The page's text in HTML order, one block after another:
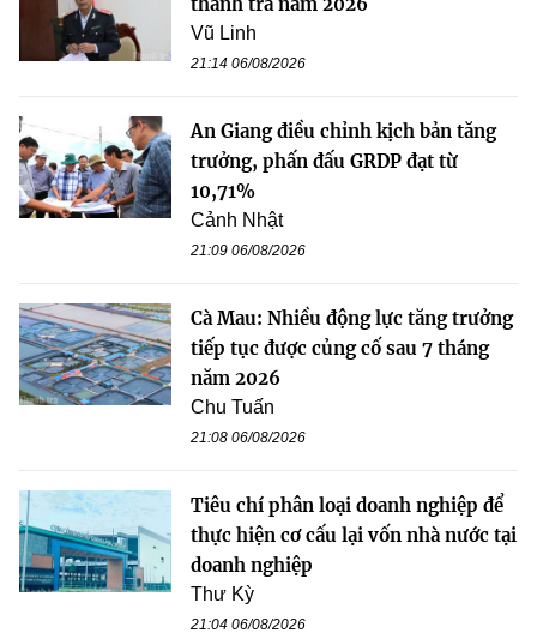
Vũ Linh
21:14 06/08/2026
An Giang điều chỉnh kịch bản tăng
trưởng, phấn đấu GRDP đạt từ
10,71%
Cảnh Nhật
21:09 06/08/2026
Cà Mau: Nhiều động lực tăng trưởng
tiếp tục được củng cố sau 7 tháng
năm 2026
Chu Tuấn
21:08 06/08/2026
Tiêu chí phân loại doanh nghiệp để
thực hiện cơ cấu lại vốn nhà nước tại
doanh nghiệp
Thư Kỳ
21:04 06/08/2026